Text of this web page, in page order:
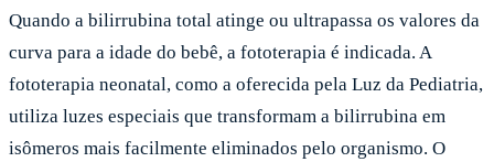
Quando a bilirrubina total atinge ou ultrapassa os valores da
curva para a idade do bebê, a fototerapia é indicada. A
fototerapia neonatal, como a oferecida pela Luz da Pediatria,
utiliza luzes especiais que transformam a bilirrubina em
isômeros mais facilmente eliminados pelo organismo. O